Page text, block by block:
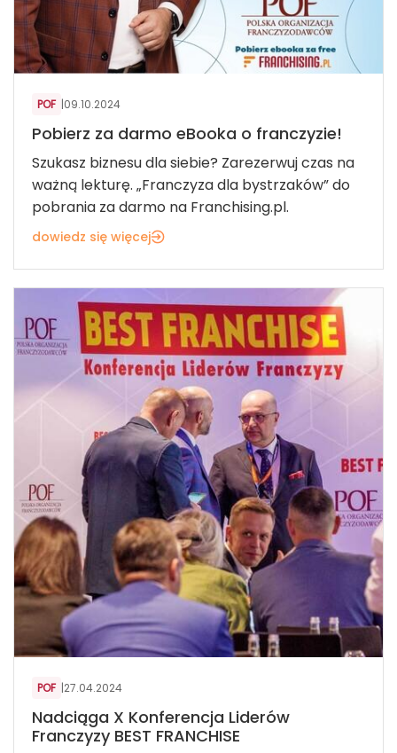
POF |09.10.2024
Pobierz za darmo eBooka o franczyzie!
Szukasz biznesu dla siebie? Zarezerwuj czas na
ważną lekturę. „Franczyza dla bystrzaków” do
pobrania za darmo na Franchising.pl.
dowiedz się więcej
POF |27.04.2024
Nadciąga X Konferencja Liderów
Franczyzy BEST FRANCHISE